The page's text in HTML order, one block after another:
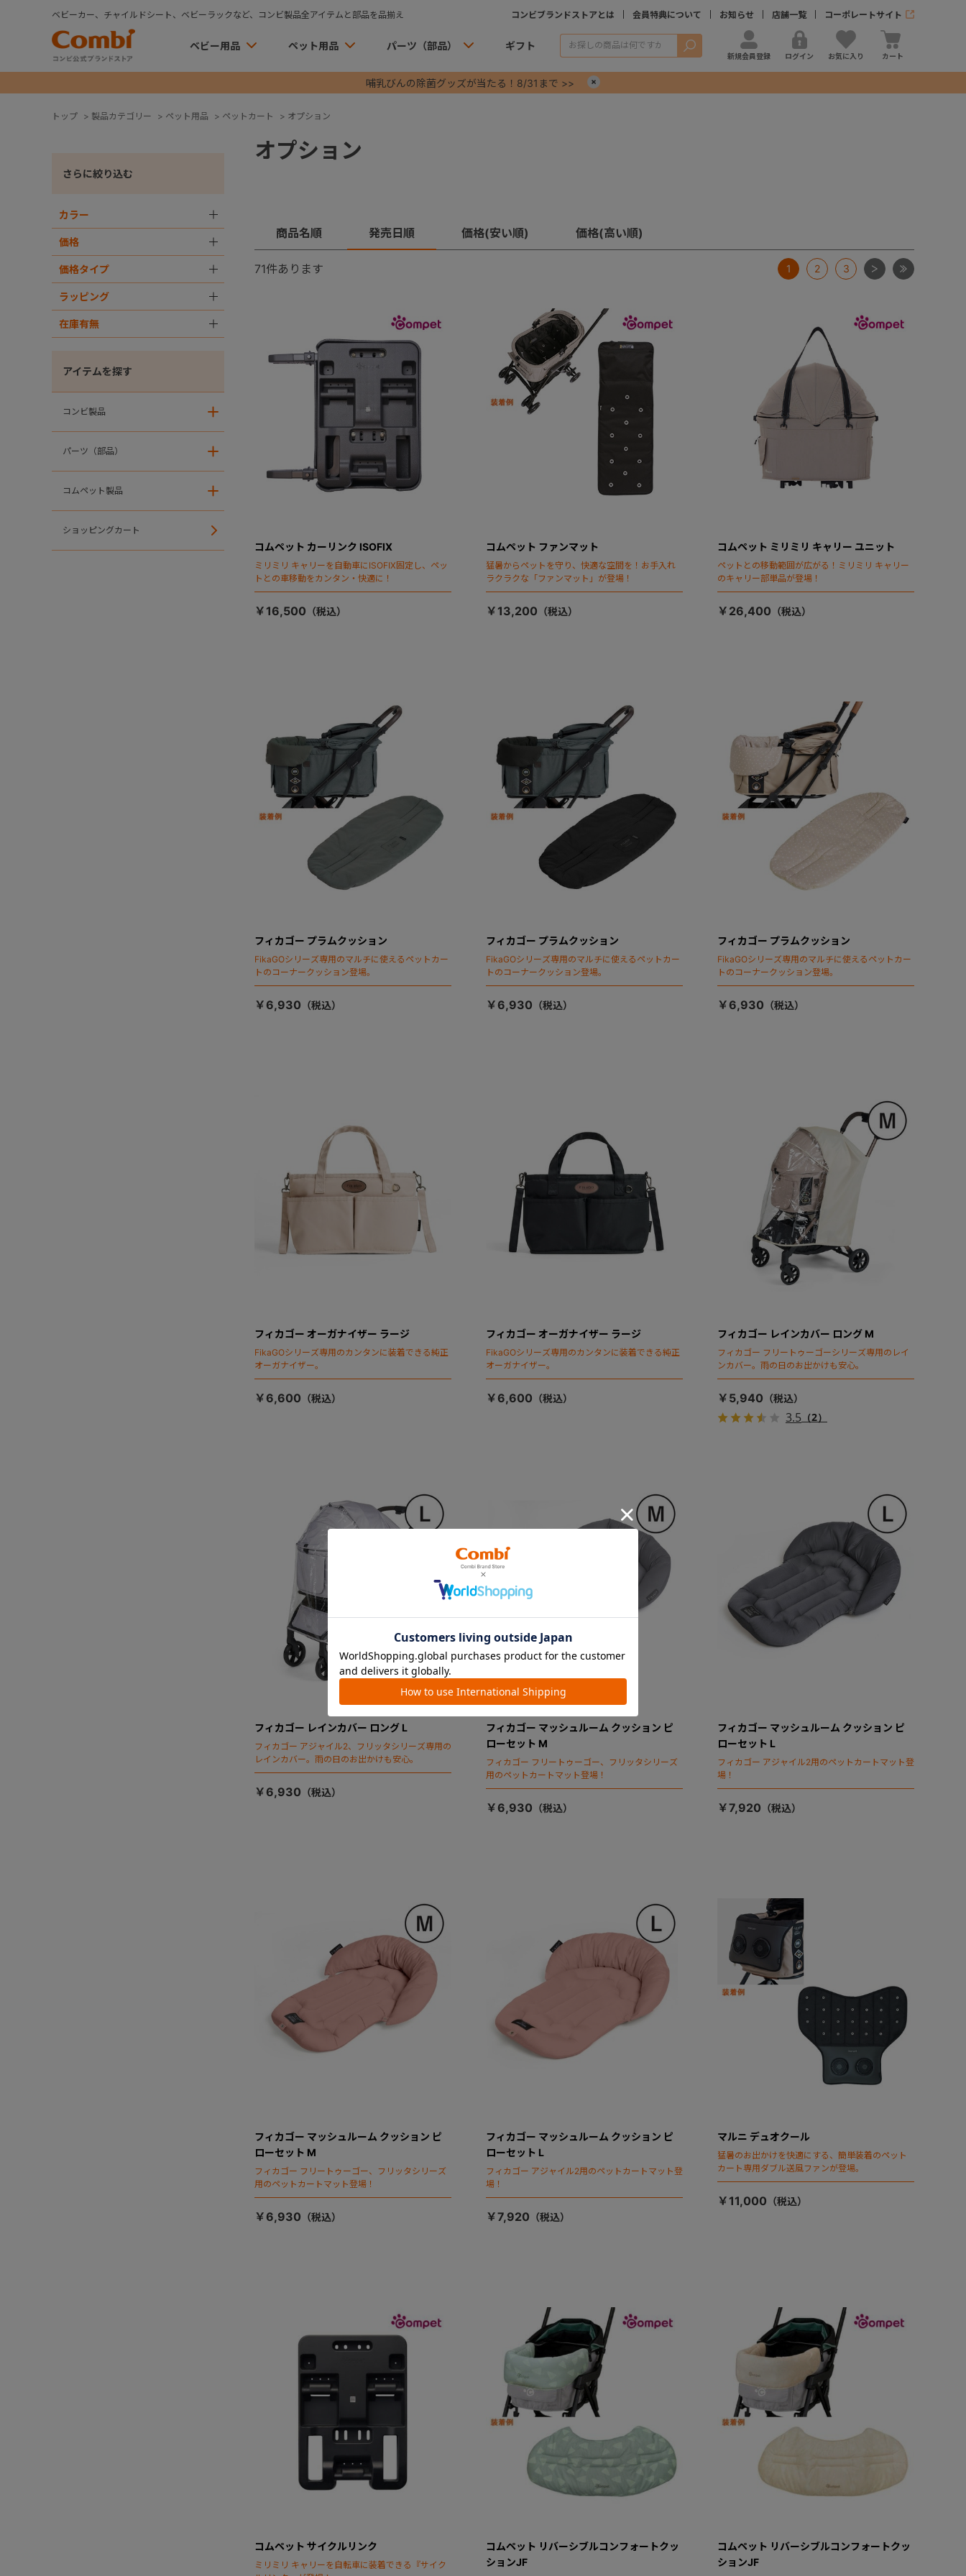
ベビーカー、チャイルドシート、ベビーラックなど、コンビ製品全アイテムと部品を品揃え コンビブランドストアとは 会員特典について お知らせ 店舗一覧 コーポレートサイト
ベビー用品 ペット用品 パーツ（部品） ギフト 検索
新規会員登録 ログイン お気に入り カート
哺乳びんの除菌グッズが当たる！8/31まで >>
トップ > 製品カテゴリー > ペット用品 > ペットカート > オプション
さらに絞り込む
カラー
価格
価格タイプ
ラッピング
在庫有無
アイテムを探す
コンビ製品
パーツ（部品）
コムペット製品
ショッピングカート
オプション
商品名順 発売日順 価格(安い順) 価格(高い順)
71件あります 1 2 3 次 最後
コムペット カーリンク ISOFIX
ミリミリ キャリーを自動車にISOFIX固定し、ペッ
トとの車移動をカンタン・快適に！
￥16,500
コムペット ファンマット
猛暑からペットを守り、快適な空間を！お手入れ
ラクラクな「ファンマット」が登場！
￥13,200
コムペット ミリミリ キャリー ユニット
ペットとの移動範囲が広がる！ミリミリ キャリー
のキャリー部単品が登場！
￥26,400
フィカゴー プラムクッション
FikaGOシリーズ専用のマルチに使えるペットカー
トのコーナークッション登場。
￥6,930
フィカゴー プラムクッション
FikaGOシリーズ専用のマルチに使えるペットカー
トのコーナークッション登場。
￥6,930
フィカゴー プラムクッション
FikaGOシリーズ専用のマルチに使えるペットカー
トのコーナークッション登場。
￥6,930
フィカゴー オーガナイザー ラージ
FikaGOシリーズ専用のカンタンに装着できる純正
オーガナイザー。
￥6,600
フィカゴー オーガナイザー ラージ
FikaGOシリーズ専用のカンタンに装着できる純正
オーガナイザー。
￥6,600
フィカゴー レインカバー ロング M
フィカゴー フリートゥーゴーシリーズ専用のレイ
ンカバー。雨の日のお出かけも安心。
￥5,940
3.5 （2）
フィカゴー レインカバー ロング L
フィカゴー アジャイル2、フリッタシリーズ専用の
レインカバー。雨の日のお出かけも安心。
￥6,930
フィカゴー マッシュルーム クッション ピ
ローセット M
フィカゴー フリートゥーゴー、フリッタシリーズ
用のペットカートマット登場！
￥6,930
フィカゴー マッシュルーム クッション ピ
ローセット L
フィカゴー アジャイル2用のペットカートマット登
場！
￥7,920
フィカゴー マッシュルーム クッション ピ
ローセット M
フィカゴー フリートゥーゴー、フリッタシリーズ
用のペットカートマット登場！
￥6,930
フィカゴー マッシュルーム クッション ピ
ローセット L
フィカゴー アジャイル2用のペットカートマット登
場！
￥7,920
マルニ デュオクール
猛暑のお出かけを快適にする、簡単装着のペット
カート専用ダブル送風ファンが登場。
￥11,000
コムペット サイクルリンク
ミリミリ キャリーを自転車に装着できる『サイク
コムペット リバーシブルコンフォートクッ
ションJF
コムペット リバーシブルコンフォートクッ
ションJF